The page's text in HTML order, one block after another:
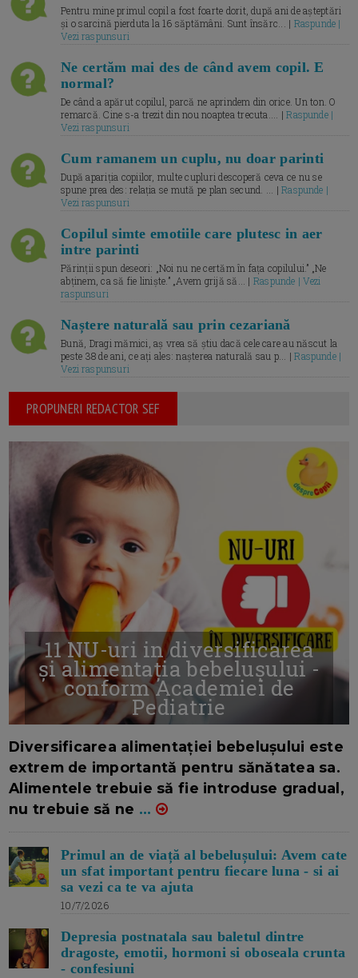
Pentru mine primul copil a fost foarte dorit, după ani de așteptări
și o sarcină pierduta la 16 săptămâni. Sunt însărc... | Raspunde |
Vezi raspunsuri
Ne certăm mai des de când avem copil. E
normal?
De când a apărut copilul, parcă ne aprindem din orice. Un ton. O
remarcă. Cine s-a trezit din nou noaptea trecuta.... |Raspunde |
Vezi raspunsuri
Cum ramanem un cuplu, nu doar parinti
După apariția copiilor, multe cupluri descoperă ceva ce nu se
spune prea des: relația se mută pe plan secund. ... |Raspunde |
Vezi raspunsuri
Copilul simte emotiile care plutesc in aer
intre parinti
Părinții spun deseori: „Noi nu ne certăm în fața copilului.” „Ne
abținem, ca să fie liniște.” „Avem grijă să... | Raspunde | Vezi
raspunsuri
Naștere naturală sau prin cezariană
Bună, Dragi mămici, aș vrea să știu dacă cele care au născut la
peste 38 de ani, ce ați ales: nașterea naturală sau p... |Raspunde |
Vezi raspunsuri
PROPUNERI REDACTOR SEF
11 NU-uri in diversificarea
și alimentația bebelușului -
conform Academiei de
Pediatrie
Diversificarea alimentației bebelușului este
extrem de importantă pentru sănătatea sa.
Alimentele trebuie să fie introduse gradual,
nu trebuie să ne ...
Primul an de viață al bebelușului: Avem cate
un sfat important pentru fiecare luna - si ai
sa vezi ca te va ajuta
10/7/2026
Depresia postnatala sau baletul dintre
dragoste, emotii, hormoni si oboseala crunta
- confesiuni